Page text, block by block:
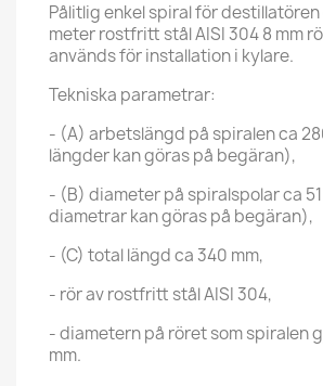
Pålitlig enkel spiral för
meter rostfritt stål AISI 304 8 mm
används för installation i kylare.
Tekniska parametrar:
- (A) arbetslängd på spiralen ca
längder kan göras på begäran),
- (B) diameter på spiralspolar ca
diametrar kan göras på begäran),
- (C) total längd ca 340 mm,
- rör av rostfritt stål AISI 304,
- diametern på röret som spiralen
mm.